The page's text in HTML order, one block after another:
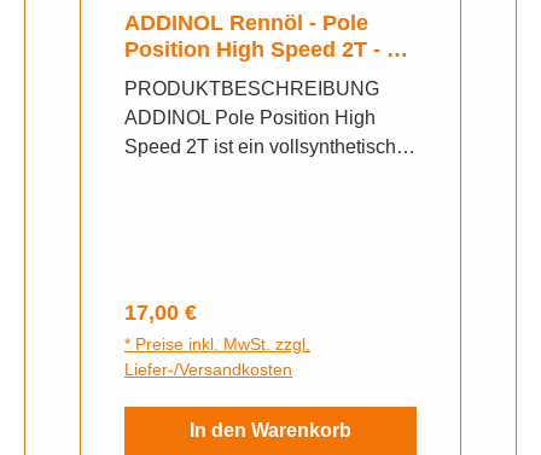
ADDINOL Rennöl - Pole
Position High Speed 2T - 1
Ltr
PRODUKTBESCHREIBUNG
ADDINOL Pole Position High
Speed 2T ist ein vollsynthetisches
entwickeltem Additivpaket
formuliert. Der Flammpunkt liegt
bei >270°C. Das Produkt wurde
unter härtesten Bedingungen im
SIMSON-GP getestet und
Regulärer Preis:
17,00 €
* Preise inkl. MwSt. zzgl.
Liefer-/Versandkosten
In den Warenkorb